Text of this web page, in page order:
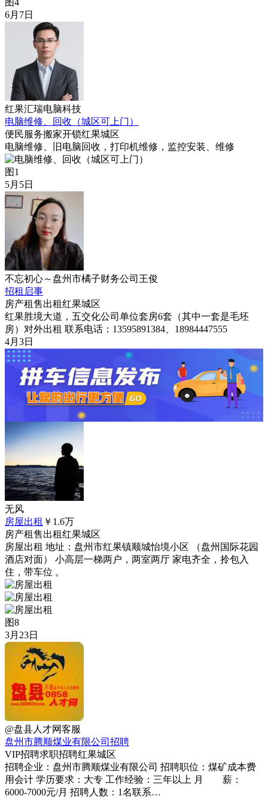
图4
6月7日
红果汇瑞电脑科技
电脑维修、回收（城区可上门）
便民服务搬家开锁红果城区
电脑维修、旧电脑回收，打印机维修，监控安装、维修
图1
5月5日
不忘初心～盘州市橘子财务公司王俊
招租启事
房产租售出租红果城区
红果胜境大道，五交化公司单位套房6套（其中一套是毛坯
房）对外出租 联系电话：13595891384、18984447555
4月3日
无风
房屋出租 ￥1.6万
房产租售出租红果城区
房屋出租 地址：盘州市红果镇顺城怡境小区 （盘州国际花园
酒店对面） 小高层一梯两户，两室两厅 家电齐全，拎包入
住，带车位 。
图8
3月23日
@盘县人才网客服
盘州市腾顺煤业有限公司招聘
VIP招聘求职招聘红果城区
招聘企业：盘州市腾顺煤业有限公司 招聘职位：煤矿成本费
用会计 学历要求：大专 工作经验：三年以上 月 薪：
6000-7000元/月 招聘人数：1名联系…